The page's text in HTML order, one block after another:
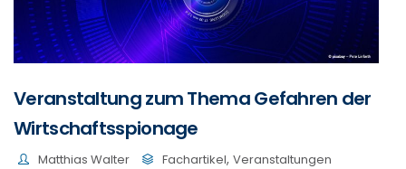
Veranstaltung zum Thema Gefahren der
Wirtschaftsspionage
Matthias Walter Fachartikel, Veranstaltungen